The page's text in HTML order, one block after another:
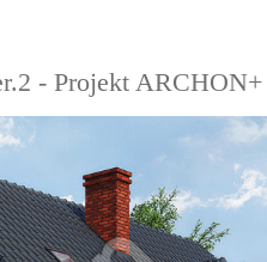
- Projekt ARCHON+